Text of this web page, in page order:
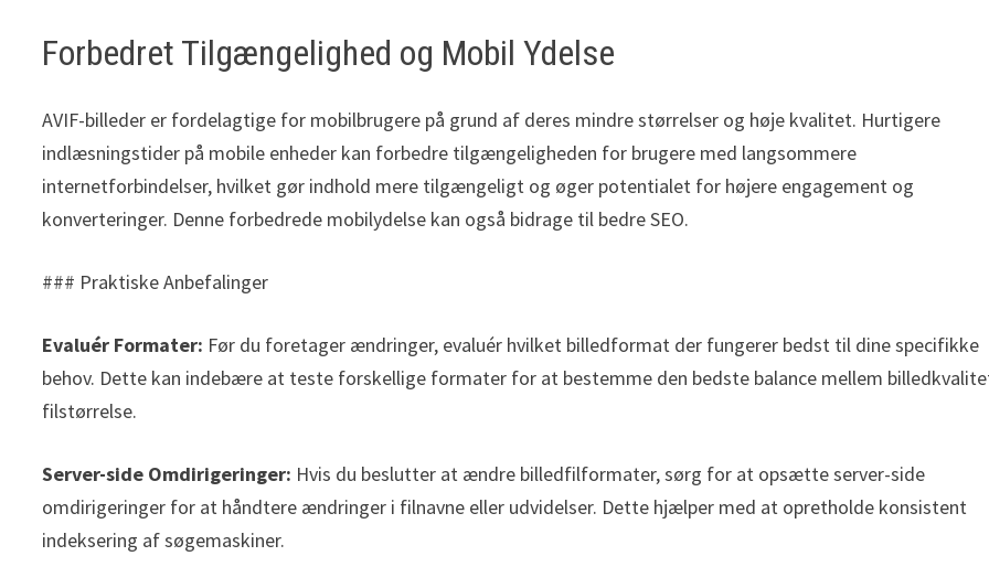
Forbedret Tilgængelighed og Mobil Ydelse
AVIF-billeder er fordelagtige for mobilbrugere på grund af deres mindre størrelser og høje kvalitet. Hurtigere
indlæsningstider på mobile enheder kan forbedre tilgængeligheden for brugere med langsommere
internetforbindelser, hvilket gør indhold mere tilgængeligt og øger potentialet for højere engagement og
konverteringer. Denne forbedrede mobilydelse kan også bidrage til bedre SEO.
### Praktiske Anbefalinger
Evaluér Formater: Før du foretager ændringer, evaluér hvilket billedformat der fungerer bedst til dine specifikke
behov. Dette kan indebære at teste forskellige formater for at bestemme den bedste balance mellem
filstørrelse.
Server-side Omdirigeringer: Hvis du beslutter at ændre billedfilformater, sørg for at opsætte server-side
omdirigeringer for at håndtere ændringer i filnavne eller udvidelser. Dette hjælper med at opretholde konsistent
indeksering af søgemaskiner.